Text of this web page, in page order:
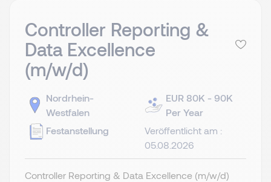
Controller Reporting &
Data Excellence
(m/w/d)
Nordrhein-
Westfalen
Festanstellung
EUR 80K - 90K
Per Year
Veröffentlicht am :
05.08.2026
Controller Reporting & Data Excellence (m/w/d)